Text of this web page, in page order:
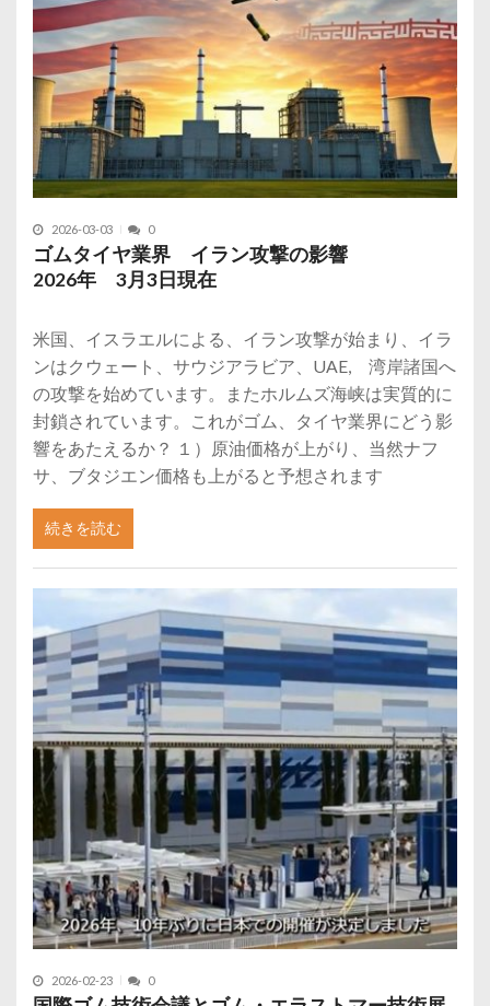
2026-03-03 0
ゴムタイヤ業界 イラン攻撃の影響
2026年 3月3日現在
米国、イスラエルによる、イラン攻撃が始まり、イラ
ンはクウェート、サウジアラビア、UAE, 湾岸諸国へ
の攻撃を始めています。またホルムズ海峡は実質的に
封鎖されています。これがゴム、タイヤ業界にどう影
響をあたえるか？ １）原油価格が上がり、当然ナフ
サ、ブタジエン価格も上がると予想されます
続きを読む
2026-02-23 0